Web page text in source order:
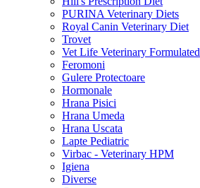
PURINA Veterinary Diets
Royal Canin Veterinary Diet
Trovet
Vet Life Veterinary Formulated
Feromoni
Gulere Protectoare
Hormonale
Hrana Pisici
Hrana Umeda
Hrana Uscata
Lapte Pediatric
Virbac - Veterinary HPM
Igiena
Diverse